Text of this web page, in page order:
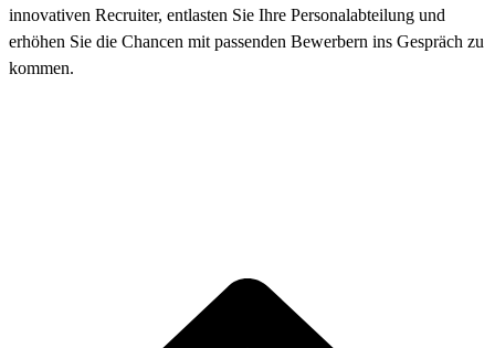
innovativen Recruiter, entlasten Sie Ihre Personalabteilung und
erhöhen Sie die Chancen mit passenden Bewerbern ins Gespräch zu
kommen.